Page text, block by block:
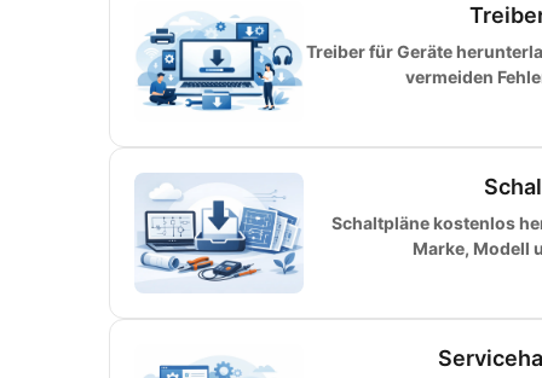
Treiber für Geräte
vermeiden
Schaltpläne kostenlos
Marke, Modell